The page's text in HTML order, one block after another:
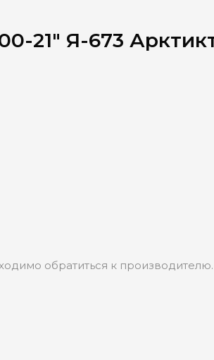
21" Я-673
обратиться к производителю.